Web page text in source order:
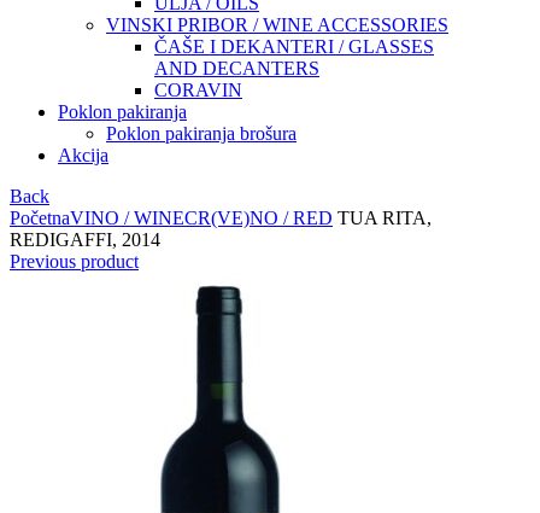
VINSKI PRIBOR / WINE ACCESSORIES
ČAŠE I DEKANTERI / GLASSES
AND DECANTERS
CORAVIN
Poklon pakiranja
Poklon pakiranja brošura
Akcija
Back
PočetnaVINO / WINECR(VE)NO / RED TUA RITA,
REDIGAFFI, 2014
Previous product